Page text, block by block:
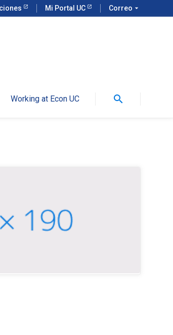
Mi Portal UC Correo arrow_drop_down
Working at Econ UC search